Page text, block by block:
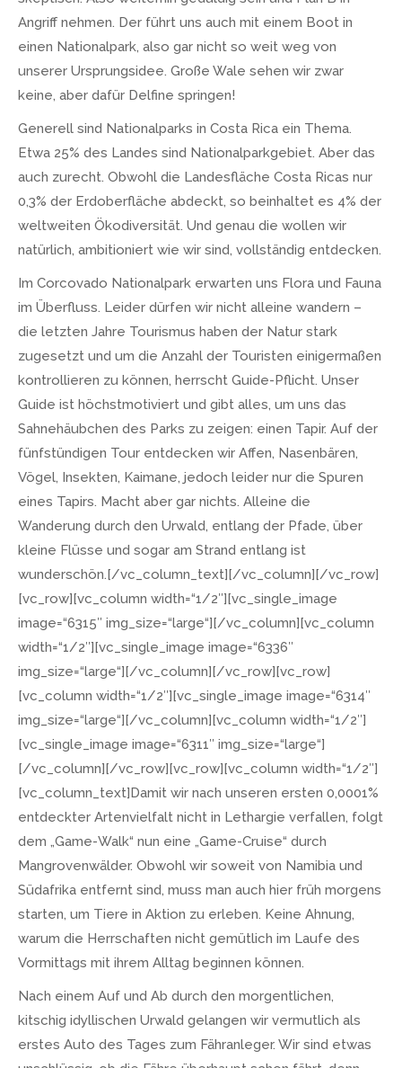
Angriff nehmen. Der führt uns auch mit einem Boot in
einen Nationalpark, also gar nicht so weit weg von
unserer Ursprungsidee. Große Wale sehen wir zwar
keine, aber dafür Delfine springen!
Generell sind Nationalparks in Costa Rica ein Thema.
Etwa 25% des Landes sind Nationalparkgebiet. Aber das
auch zurecht. Obwohl die Landesfläche Costa Ricas nur
0,3% der Erdoberfläche abdeckt, so beinhaltet es 4% der
weltweiten Ökodiversität. Und genau die wollen wir
natürlich, ambitioniert wie wir sind, vollständig entdecken.
Im Corcovado Nationalpark erwarten uns Flora und Fauna
im Überfluss. Leider dürfen wir nicht alleine wandern –
die letzten Jahre Tourismus haben der Natur stark
zugesetzt und um die Anzahl der Touristen einigermaßen
kontrollieren zu können, herrscht Guide-Pflicht. Unser
Guide ist höchstmotiviert und gibt alles, um uns das
Sahnehäubchen des Parks zu zeigen: einen Tapir. Auf der
fünfstündigen Tour entdecken wir Affen, Nasenbären,
Vögel, Insekten, Kaimane, jedoch leider nur die Spuren
eines Tapirs. Macht aber gar nichts. Alleine die
Wanderung durch den Urwald, entlang der Pfade, über
kleine Flüsse und sogar am Strand entlang ist
wunderschön.[/vc_column_text][/vc_column][/vc_row]
[vc_row][vc_column width=“1/2″][vc_single_image
image=“6315″ img_size=“large“][/vc_column][vc_column
width=“1/2″][vc_single_image image=“6336″
img_size=“large“][/vc_column][/vc_row][vc_row]
[vc_column width=“1/2″][vc_single_image image=“6314″
img_size=“large“][/vc_column][vc_column width=“1/2″]
[vc_single_image image=“6311″ img_size=“large“]
[/vc_column][/vc_row][vc_row][vc_column width=“1/2″]
[vc_column_text]Damit wir nach unseren ersten 0,0001%
entdeckter Artenvielfalt nicht in Lethargie verfallen, folgt
dem „Game-Walk“ nun eine „Game-Cruise“ durch
Mangrovenwälder. Obwohl wir soweit von Namibia und
Südafrika entfernt sind, muss man auch hier früh morgens
starten, um Tiere in Aktion zu erleben. Keine Ahnung,
warum die Herrschaften nicht gemütlich im Laufe des
Vormittags mit ihrem Alltag beginnen können.
Nach einem Auf und Ab durch den morgentlichen,
kitschig idyllischen Urwald gelangen wir vermutlich als
erstes Auto des Tages zum Fähranleger. Wir sind etwas